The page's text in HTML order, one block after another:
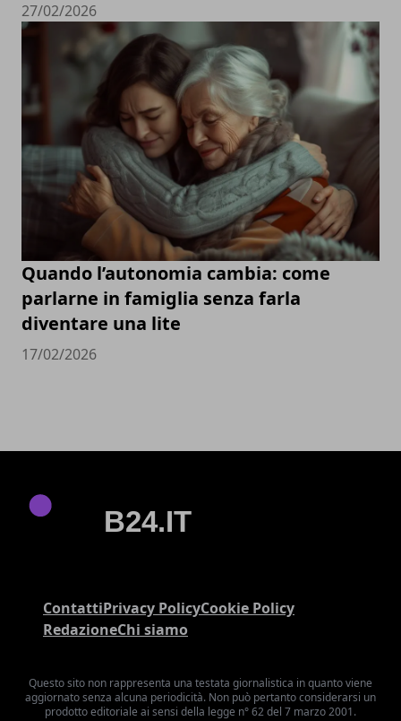
27/02/2026
Quando l’autonomia cambia: come
parlarne in famiglia senza farla
diventare una lite
17/02/2026
ContattiPrivacy PolicyCookie Policy
RedazioneChi siamo
Questo sito non rappresenta una testata giornalistica in quanto viene
aggiornato senza alcuna periodicità. Non può pertanto considerarsi un
prodotto editoriale ai sensi della legge n° 62 del 7 marzo 2001.